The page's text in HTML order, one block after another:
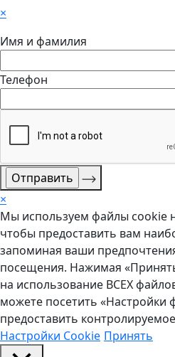
×
Имя и фамилия
Телефон
×
Мы используем файлы cookie
чтобы предоставить вам
запоминая ваши
посещения. Нажимая
на использование ВСЕХ
можете посетить «Настройки
предоставить
Настройки Cookie Принять